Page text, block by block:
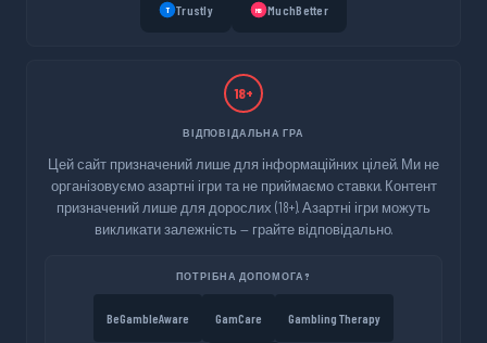
T Trustly MB MuchBetter
18+
ВІДПОВІДАЛЬНА ГРА
Цей сайт призначений лише для інформаційних цілей. Ми не
організовуємо азартні ігри та не приймаємо ставки. Контент
призначений лише для дорослих (18+). Азартні ігри можуть
викликати залежність — грайте відповідально.
ПОТРІБНА ДОПОМОГА?
BeGambleAware GamCare Gambling Therapy